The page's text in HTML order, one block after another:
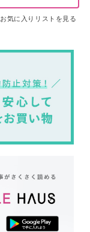
お気に入りリストを見る